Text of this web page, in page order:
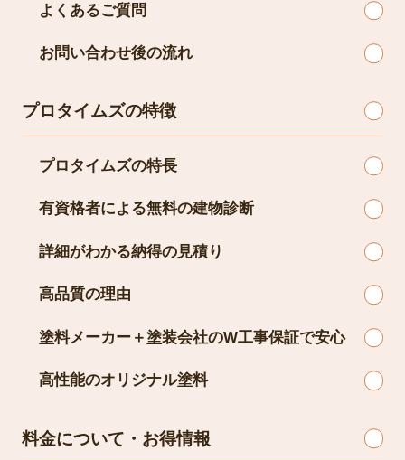
よくあるご質問
お問い合わせ後の流れ
プロタイムズの特徴
プロタイムズの特長
有資格者による無料の建物診断
詳細がわかる納得の見積り
高品質の理由
塗料メーカー＋塗装会社のW工事保証で安心
高性能のオリジナル塗料
料金について・お得情報